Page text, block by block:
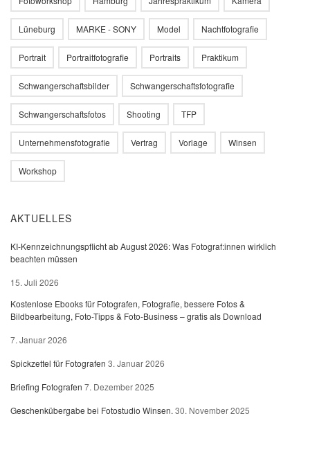
Lüneburg MARKE - SONY Model Nachtfotografie
Portrait Portraitfotografie Portraits Praktikum
Schwangerschaftsbilder Schwangerschaftsfotografie
Schwangerschaftsfotos Shooting TFP
Unternehmensfotografie Vertrag Vorlage Winsen
Workshop
AKTUELLES
KI-Kennzeichnungspflicht ab August 2026: Was Fotograf:innen wirklich
beachten müssen
15. Juli 2026
Kostenlose Ebooks für Fotografen, Fotografie, bessere Fotos &
Bildbearbeitung, Foto-Tipps & Foto-Business – gratis als Download
7. Januar 2026
Spickzettel für Fotografen 3. Januar 2026
Briefing Fotografen 7. Dezember 2025
Geschenkübergabe bei Fotostudio Winsen. 30. November 2025